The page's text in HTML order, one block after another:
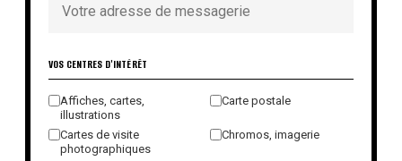
VOS CENTRES D'INTÉRÊT
Affiches, cartes,
illustrations
Carte postale
Cartes de visite
photographiques
Chromos, imagerie